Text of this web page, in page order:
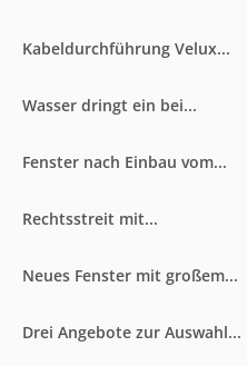
Kabeldurchführung Velux...
Wasser dringt ein bei...
Fenster nach Einbau vom...
Rechtsstreit mit...
Neues Fenster mit großem...
Drei Angebote zur Auswahl...